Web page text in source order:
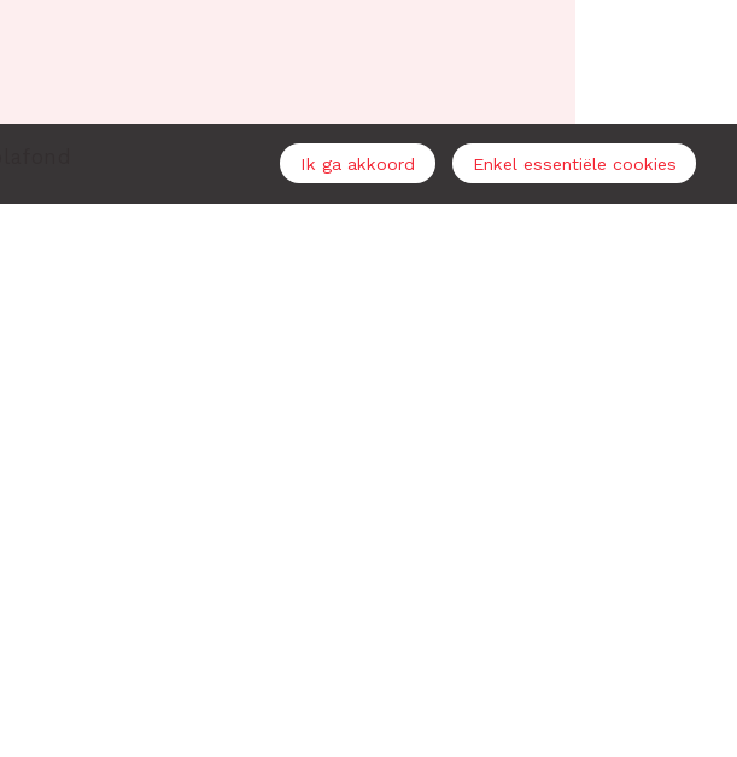
Ik ga akkoord Enkel essentiële cookies